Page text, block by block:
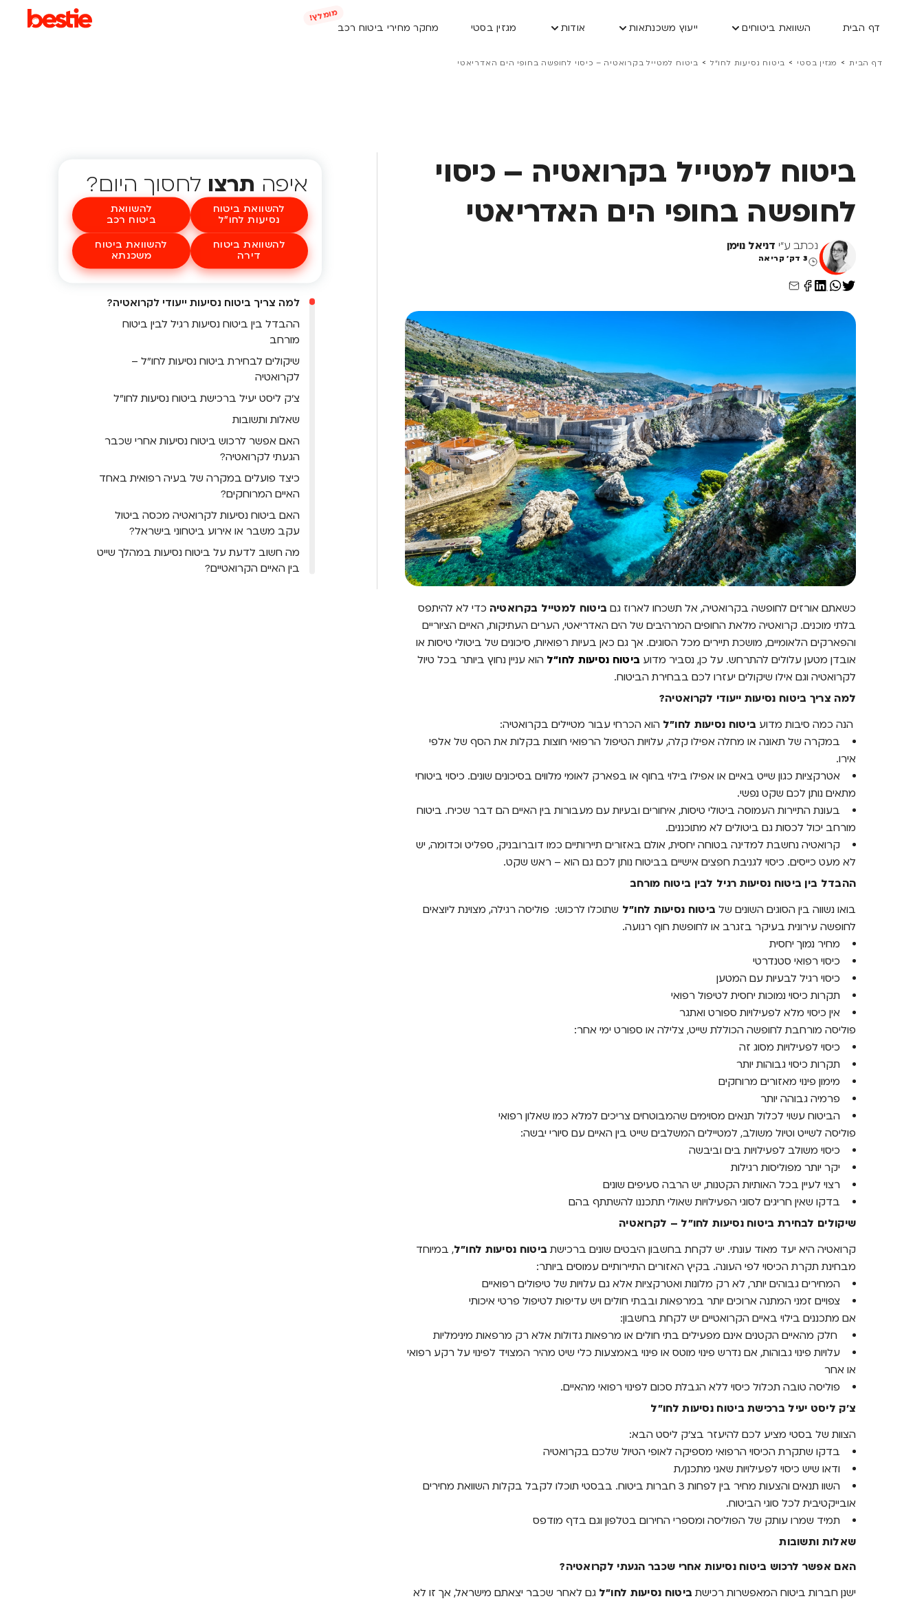
דף הבית השוואת ביטוחים ייעוץ משכנתאות אודות מגזין בסטי מחקר מחירי ביטוח רכב
דף הבית > מגזין בסטי > ביטוח נסיעות לחו״ל > ביטוח למטייל בקרואטיה – כיסוי לחופשה בחופי הים האדריאטי
ביטוח למטייל בקרואטיה – כיסוי
לחופשה בחופי הים האדריאטי
נכתב ע"י דניאל נוימן
3 דק' קריאה
כשאתם אורזים לחופשה בקרואטיה, אל תשכחו לארוז גם ביטוח למטייל בקרואטיה כדי לא להיתפס
בלתי מוכנים. קרואטיה מלאת החופים המרהיבים של הים האדריאטי, הערים העתיקות, האיים הציוריים
והפארקים הלאומיים, מושכת תיירים מכל הסוגים. אך גם כאן בעיות רפואיות, סיכונים של ביטולי טיסות או
אובדן מטען עלולים להתרחש. על כן, נסביר מדוע ביטוח נסיעות לחו"ל הוא עניין נחוץ ביותר בכל טיול
לקרואטיה וגם אילו שיקולים יעזרו לכם בבחירת הביטוח.
למה צריך ביטוח נסיעות ייעודי לקרואטיה?
הנה כמה סיבות מדוע ביטוח נסיעות לחו"ל הוא הכרחי עבור מטיילים בקרואטיה:
במקרה של תאונה או מחלה אפילו קלה, עלויות הטיפול הרפואי חוצות בקלות את הסף של אלפי
אירו.
אטרקציות כגון שייט באיים או אפילו בילוי בחוף או בפארק לאומי מלווים בסיכונים שונים. כיסוי ביטוחי
מתאים נותן לכם שקט נפשי.
בעונת התיירות העמוסה ביטולי טיסות, איחורים ובעיות עם מעבורות בין האיים הם דבר שכיח. ביטוח
מורחב יכול לכסות גם ביטולים לא מתוכננים.
קרואטיה נחשבת למדינה בטוחה יחסית, אולם באזורים תיירותיים כמו דוברובניק, ספליט וכדומה, יש
לא מעט כייסים. כיסוי לגניבת חפצים אישיים בביטוח נותן לכם גם הוא – ראש שקט.
ההבדל בין ביטוח נסיעות רגיל לבין ביטוח מורחב
בואו נשווה בין הסוגים השונים של ביטוח נסיעות לחו"ל שתוכלו לרכוש: פוליסה רגילה, מצוינת ליוצאים
לחופשה עירונית בעיקר בזגרב או לחופשת חוף רגועה.
מחיר נמוך יחסית
כיסוי רפואי סטנדרטי
כיסוי רגיל לבעיות עם המטען
תקרות כיסוי נמוכות יחסית לטיפול רפואי
אין כיסוי מלא לפעילויות ספורט ואתגר
פוליסה מורחבת לחופשה הכוללת שייט, צלילה או ספורט ימי אחר:
כיסוי לפעילויות מסוג זה
תקרות כיסוי גבוהות יותר
מימון פינוי מאזורים מרוחקים
פרמיה גבוהה יותר
הביטוח עשוי לכלול תנאים מסוימים שהמבוטחים צריכים למלא כמו שאלון רפואי
פוליסה לשייט וטיול משולב, למטיילים המשלבים שייט בין האיים עם סיורי יבשה:
כיסוי משולב לפעילויות בים וביבשה
יקר יותר מפוליסות רגילות
רצוי לעיין בכל האותיות הקטנות, יש הרבה סעיפים שונים
בדקו שאין חריגים לסוגי הפעילויות שאולי תתכננו להשתתף בהם
שיקולים לבחירת ביטוח נסיעות לחו"ל – לקרואטיה
קרואטיה היא יעד מאוד עונתי. יש לקחת בחשבון היבטים שונים ברכישת ביטוח נסיעות לחו"ל, במיוחד
מבחינת תקרת הכיסוי לפי העונה. בקיץ האזורים התיירותיים עמוסים ביותר:
המחירים גבוהים יותר, לא רק מלונות ואטרקציות אלא גם עלויות של טיפולים רפואיים
צפויים זמני המתנה ארוכים יותר במרפאות ובבתי חולים ויש עדיפות לטיפול פרטי איכותי
אם מתכננים בילוי באיים הקרואטיים יש לקחת בחשבון:
חלק מהאיים הקטנים אינם מפעילים בתי חולים או מרפאות גדולות אלא רק מרפאות מינימליות
עלויות פינוי גבוהות, אם נדרש פינוי מוטס או פינוי באמצעות כלי שיט מהיר המצויד לפינוי על רקע רפואי
או אחר
פוליסה טובה תכלול כיסוי ללא הגבלת סכום לפינוי רפואי מהאיים.
צ'ק ליסט יעיל ברכישת ביטוח נסיעות לחו"ל
הצוות של בסטי מציע לכם להיעזר בצ'ק ליסט הבא:
בדקו שתקרת הכיסוי הרפואי מספיקה לאופי הטיול שלכם בקרואטיה
ודאו שיש כיסוי לפעילויות שאני מתכנן/ת
השוו תנאים והצעות מחיר בין לפחות 3 חברות ביטוח. בבסטי תוכלו לקבל בקלות השוואת מחירים
אובייקטיבית לכל סוגי הביטוח.
תמיד שמרו עותק של הפוליסה ומספרי החירום בטלפון וגם בדף מודפס
שאלות ותשובות
האם אפשר לרכוש ביטוח נסיעות אחרי שכבר הגעתי לקרואטיה?
ישנן חברות ביטוח המאפשרות רכישת ביטוח נסיעות לחו"ל גם לאחר שכבר יצאתם מישראל, אך זו לא
איפה תרצו לחסוך היום?
להשוואת ביטוח
נסיעות לחו"ל
להשוואת
ביטוח רכב
להשוואת ביטוח
דירה
להשוואת ביטוח
משכנתא
למה צריך ביטוח נסיעות ייעודי לקרואטיה?
ההבדל בין ביטוח נסיעות רגיל לבין ביטוח
מורחב
שיקולים לבחירת ביטוח נסיעות לחו"ל –
לקרואטיה
צ'ק ליסט יעיל ברכישת ביטוח נסיעות לחו"ל
שאלות ותשובות
האם אפשר לרכוש ביטוח נסיעות אחרי שכבר
הגעתי לקרואטיה?
כיצד פועלים במקרה של בעיה רפואית באחד
האיים המרוחקים?
האם ביטוח נסיעות לקרואטיה מכסה ביטול
עקב משבר או אירוע ביטחוני בישראל?
מה חשוב לדעת על ביטוח נסיעות במהלך שייט
בין האיים הקרואטיים?